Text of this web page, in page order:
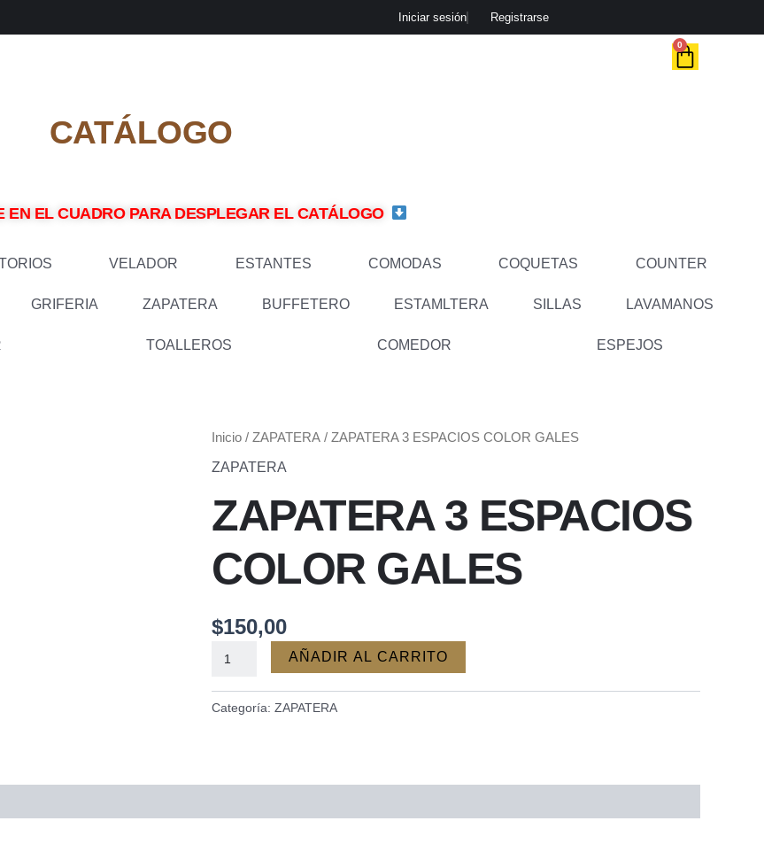
Iniciar sesión Registrarse
0
CART
CATÁLOGO
EN EL CUADRO PARA DESPLEGAR EL CATÁLOGO
VELADOR ESTANTES COMODAS COQUETAS COUNTER
GRIFERIA ZAPATERA BUFFETERO ESTAMLTERA SILLAS LAVAMANOS
TOALLEROS COMEDOR ESPEJOS
Inicio / ZAPATERA / ZAPATERA 3 ESPACIOS COLOR GALES
ZAPATERA
ZAPATERA 3 ESPACIOS
COLOR GALES
$150,00
ZAPATERA
3
COLOR
GALES
AÑADIR AL CARRITO
Categoría: ZAPATERA